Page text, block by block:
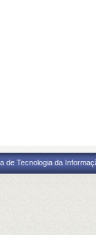
de Tecnologia da